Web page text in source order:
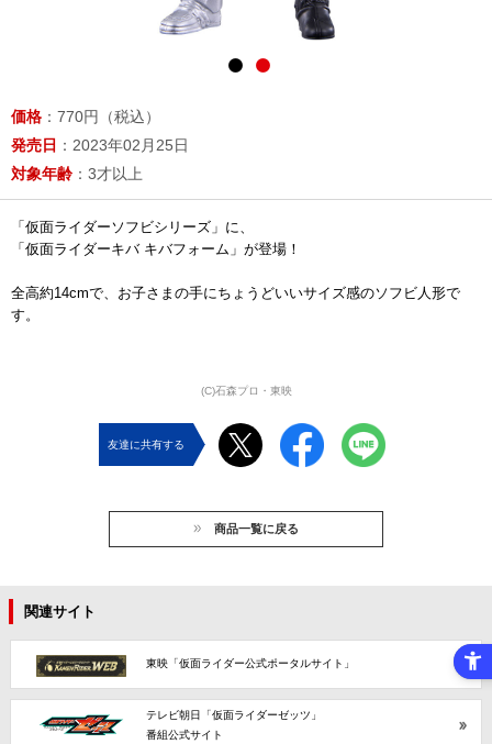
価格 ：770円（税込）
発売日 ：2023年02月25日
対象年齢 ：3才以上
「仮面ライダーソフビシリーズ」に、
「仮面ライダーキバ キバフォーム」が登場！
全高約14cmで、お子さまの手にちょうどいいサイズ感のソフビ人形で
す。
(C)石森プロ・東映
友達に共有する
商品一覧に戻る
関連サイト
東映「仮面ライダー公式ポータルサイト」
テレビ朝日「仮面ライダーゼッツ」
番組公式サイト